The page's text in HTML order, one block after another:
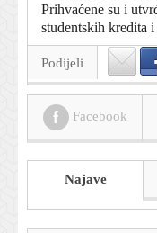
Prihvaćene su i
studentskih kredita
Podijeli
Facebook
Najave